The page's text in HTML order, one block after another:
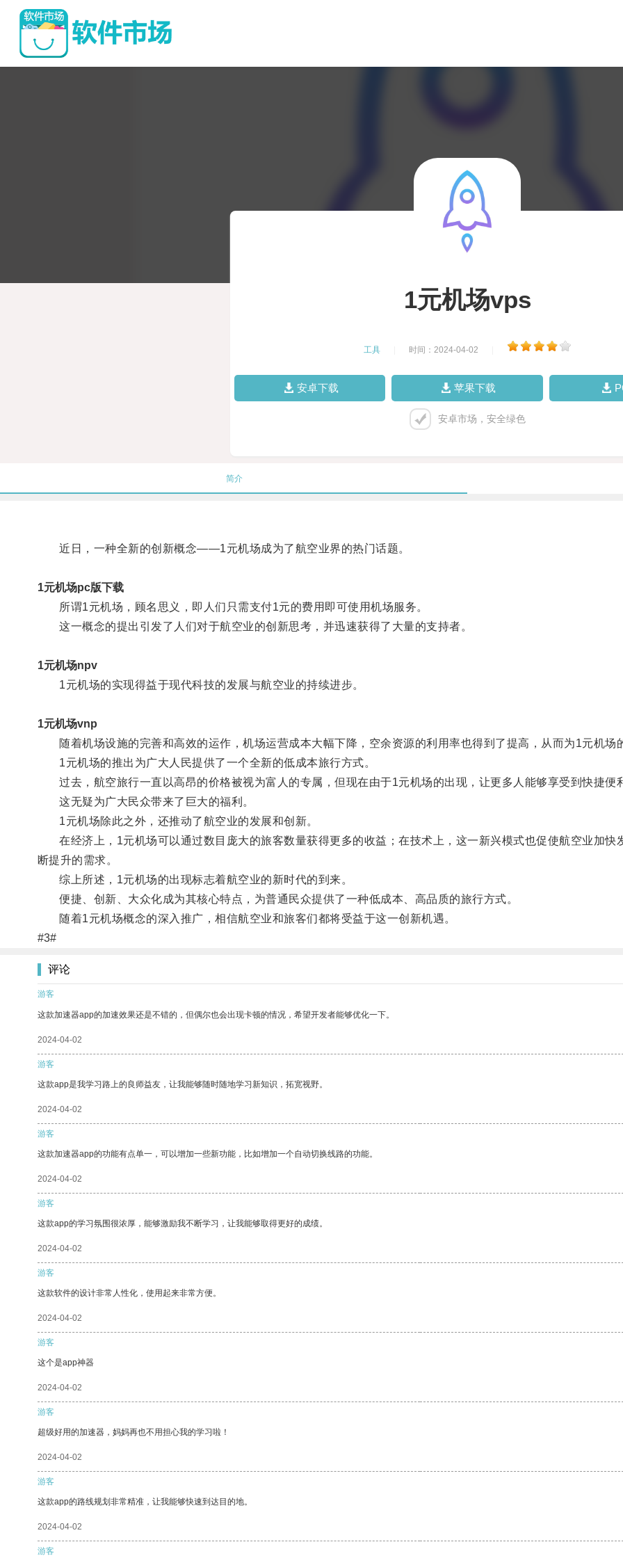
1元机场vps
工具 时间：2024-04-02
安卓下载 苹果下载
安卓市场，安全绿色
简介
近日，一种全新的创新概念——1元机场成为了航空业界的热门话题。
1元机场pc版下载
所谓1元机场，顾名思义，即人们只需支付1元的费用即可使用机场服务。
这一概念的提出引发了人们对于航空业的创新思考，并迅速获得了大量的支持者。
1元机场npv
1元机场的实现得益于现代科技的发展与航空业的持续进步。
1元机场vnp
随着机场设施的完善和高效的运作，机场运营成本大幅下降，空余资源的利用率也得到了提高，从而为1元机场
1元机场的推出为广大人民提供了一个全新的低成本旅行方式。
过去，航空旅行一直以高昂的价格被视为富人的专属，但现在由于1元机场的出现，让更多人能够享受到快捷便
这无疑为广大民众带来了巨大的福利。
1元机场除此之外，还推动了航空业的发展和创新。
在经济上，1元机场可以通过数目庞大的旅客数量获得更多的收益；在技术上，这一新兴模式也促使航空业加快
断提升的需求。
综上所述，1元机场的出现标志着航空业的新时代的到来。
便捷、创新、大众化成为其核心特点，为普通民众提供了一种低成本、高品质的旅行方式。
随着1元机场概念的深入推广，相信航空业和旅客们都将受益于这一创新机遇。
#3#
评论
游客
这款加速器app的加速效果还是不错的，但偶尔也会出现卡顿的情况，希望开发者能够优化一下。
2024-04-02
游客
这款app是我学习路上的良师益友，让我能够随时随地学习新知识，拓宽视野。
2024-04-02
游客
这款加速器app的功能有点单一，可以增加一些新功能，比如增加一个自动切换线路的功能。
2024-04-02
游客
这款app的学习氛围很浓厚，能够激励我不断学习，让我能够取得更好的成绩。
2024-04-02
游客
这款软件的设计非常人性化，使用起来非常方便。
2024-04-02
游客
这个是app神器
2024-04-02
游客
超级好用的加速器，妈妈再也不用担心我的学习啦！
2024-04-02
游客
这款app的路线规划非常精准，让我能够快速到达目的地。
2024-04-02
游客